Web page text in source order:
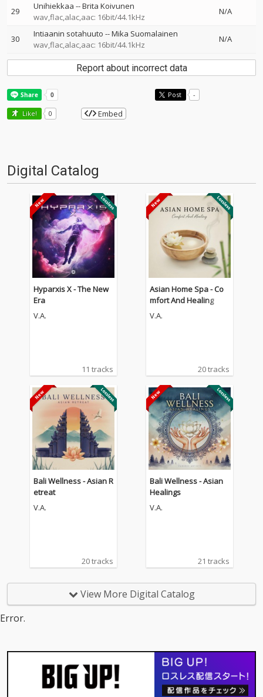
29 Unihiekkaa --Brita Koivunen
wav,flac,alac,aac: 16bit/44.1kHz
N/A
30 Intiaanin sotahuuto --Mika Suomalainen
wav,flac,alac,aac: 16bit/44.1kHz
N/A
Report about incorrect data
Post -
Like! 0 Embed
Digital Catalog
Hyparxis X - The New
Era
V.A.
11 tracks
Asian Home Spa - Co
mfort And Healing
V.A.
20 tracks
Bali Wellness - Asian R
etreat
V.A.
20 tracks
Bali Wellness - Asian
Healings
V.A.
21 tracks
View More Digital Catalog
Error.